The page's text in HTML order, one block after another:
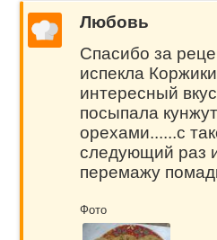
Любовь
Спасибо за
испекла
интересный
посыпала
орехами......с
следующий раз
перемажу
Фото